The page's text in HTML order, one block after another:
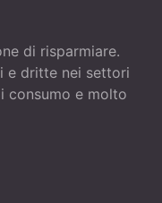
di risparmiare.
e dritte nei settori
consumo e molto